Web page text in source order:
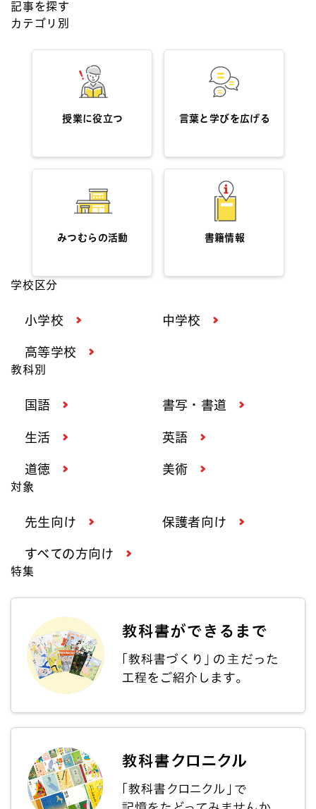
記事を探す
カテゴリ別
授業に役立つ 言葉と学びを広げる
みつむらの活動 書籍情報
学校区分
小学校 中学校
高等学校
教科別
国語 書写・書道
生活 英語
道徳 美術
対象
先生向け 保護者向け
すべての方向け
特集